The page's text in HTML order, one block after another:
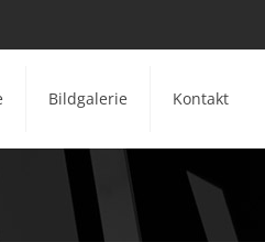
Bildgalerie Kontakt